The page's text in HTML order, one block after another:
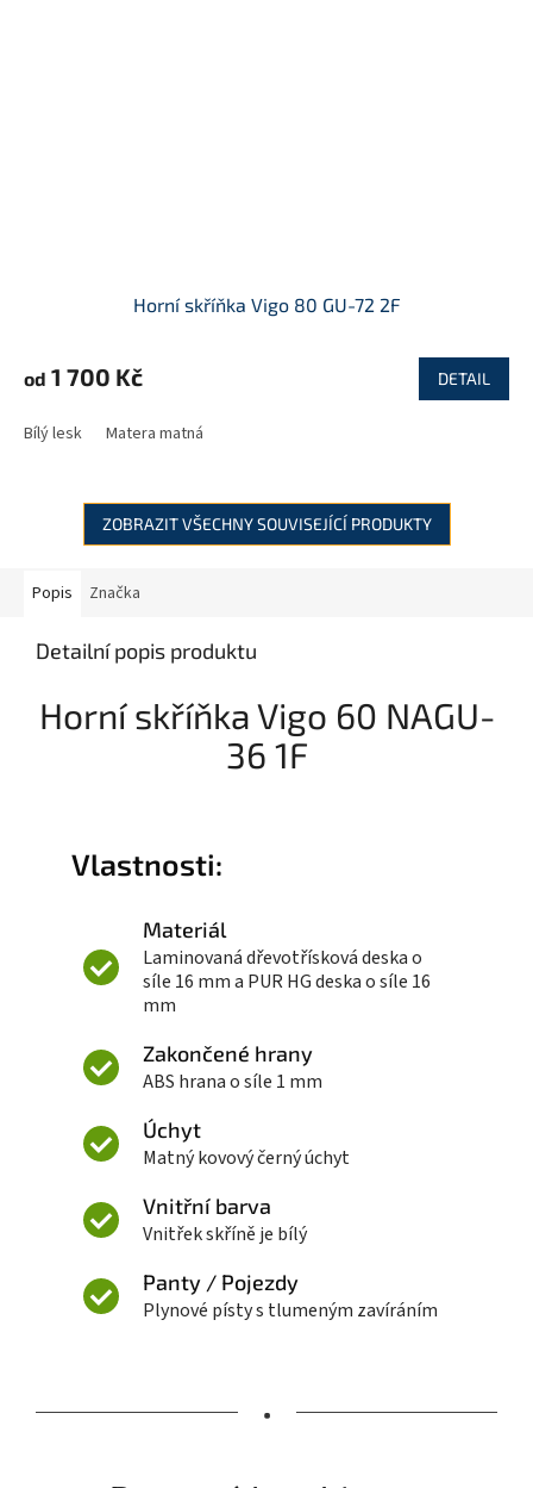
Horní skříňka Vigo 80 GU-72 2F
od 1 700 Kč DETAIL
Bílý lesk Matera matná
ZOBRAZIT VŠECHNY SOUVISEJÍCÍ PRODUKTY
Popis Značka
Detailní popis produktu
Horní skříňka Vigo 60 NAGU-
36 1F
Vlastnosti:
Materiál
Laminovaná dřevotřísková deska o
síle 16 mm a PUR HG deska o síle 16
mm
Zakončené hrany
ABS hrana o síle 1 mm
Úchyt
Matný kovový černý úchyt
Vnitřní barva
Vnitřek skříně je bílý
Panty / Pojezdy
Plynové písty s tlumeným zavíráním
•